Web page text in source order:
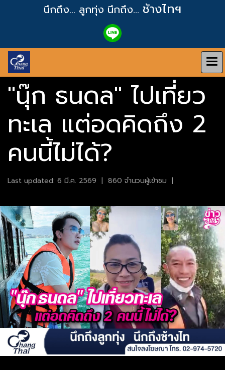
นึกถึง... ลูกทุ่ง นึกถึง... ช้างไทฯ
"นุ๊ก ธนดล" ไปเที่ยว
ทะเล แต่อดคิดถึง 2
คนนี้ไม่ได้?
Last updated: 6 มี.ค. 2569 | 860 จำนวนผู้เข้าชม |